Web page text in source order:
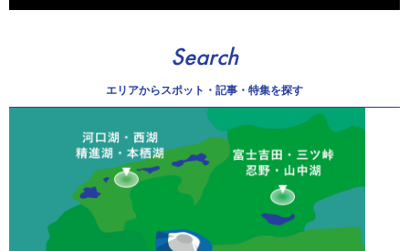
Search
エリアからスポット・記事・特集を探す